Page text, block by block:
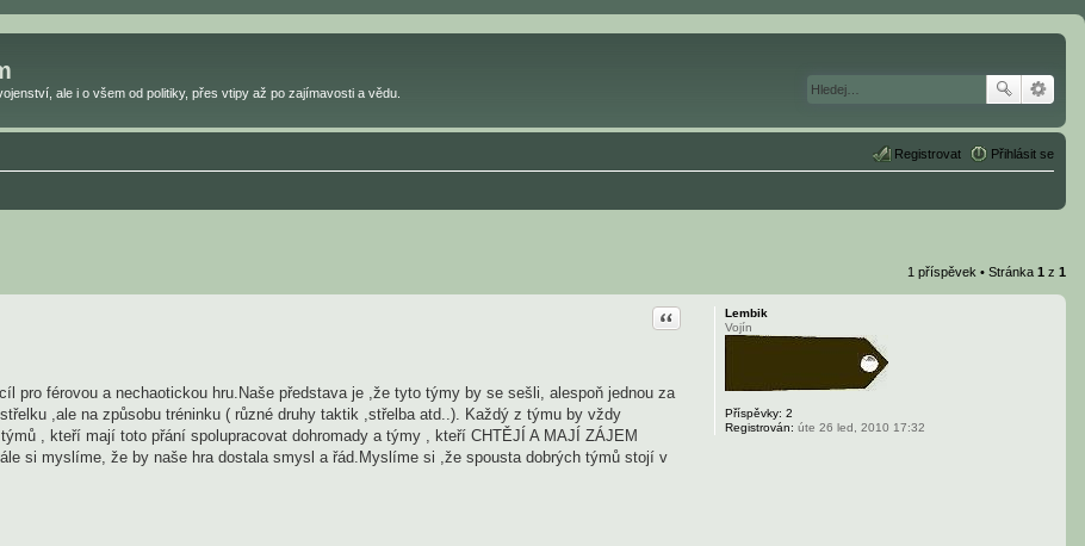
ale i o všem od politiky, přes vtipy až po zajímavosti a vědu.
Přihlásit se
Registrovat
1 příspěvek • Stránka 1 z 1
Lembik
Vojín
Příspěvky: 2
Registrován: úte 26 led, 2010 17:32
Citace
pro férovou a nechaotickou hru.Naše představa je ,že tyto týmy by se sešli, alespoň jednou za
,ale na způsobu tréninku ( různé druhy taktik ,střelba atd..). Každý z týmu by vždy
, kteří mají toto přání spolupracovat dohromady a týmy , kteří CHTĚJÍ A MAJÍ ZÁJEM
si myslíme, že by naše hra dostala smysl a řád.Myslíme si ,že spousta dobrých týmů stojí v